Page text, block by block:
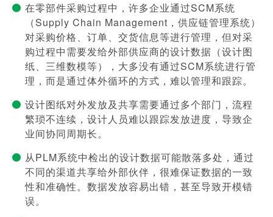
在零部件采购过程中，许多企业通过SCM系统
（Supply Chain Management，供应链管理系统）
对采购价格、订单、交货信息等进行管理，但对采
购过程中需要发给外部供应商的设计数据（设计图
纸、三维数模等），大多没有通过SCM系统进行管
理，而是通过体外循环的方式，难以管理和跟踪。
设计图纸对外发放及共享需要通过多个部门，流程
繁琐不连续，设计人员难以跟踪发放进度，导致企
业间协同周期长。
从PLM系统中检出的设计数据可能散落多处，通过
不同的渠道共享给外部伙伴，很难保证数据的一致
性和准确性。数据发放容易出错，甚至导致开模错
误。